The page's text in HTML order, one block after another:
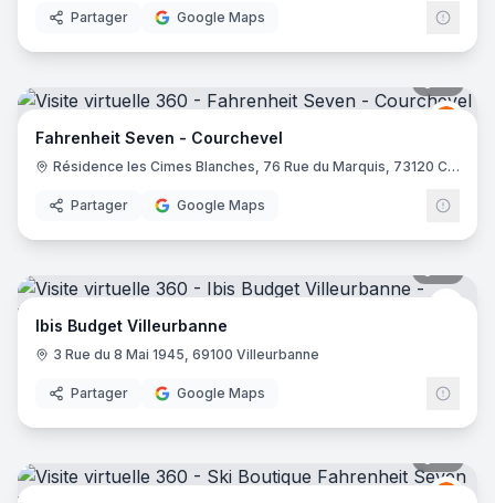
Partager Google Maps
Fahrenheit Seven - Courchevel
Résidence les Cimes Blanches, 76 Rue du Marquis, 73120 Courchevel
Partager Google Maps
Ibis
Ibis Budget Villeurbanne
3 Rue du 8 Mai 1945, 69100 Villeurbanne
Partager Google Maps